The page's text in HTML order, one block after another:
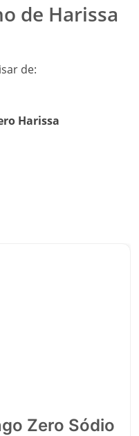
de Harissa
de:
Harissa
Zero Sódio